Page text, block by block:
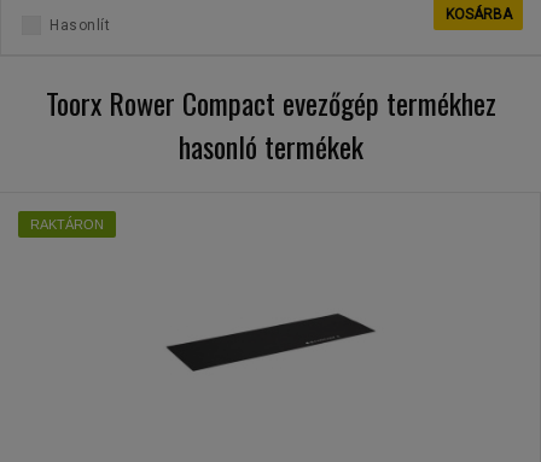
KOSÁRBA
Hasonlít
Toorx Rower Compact evezőgép termékhez
hasonló termékek
RAKTÁRON